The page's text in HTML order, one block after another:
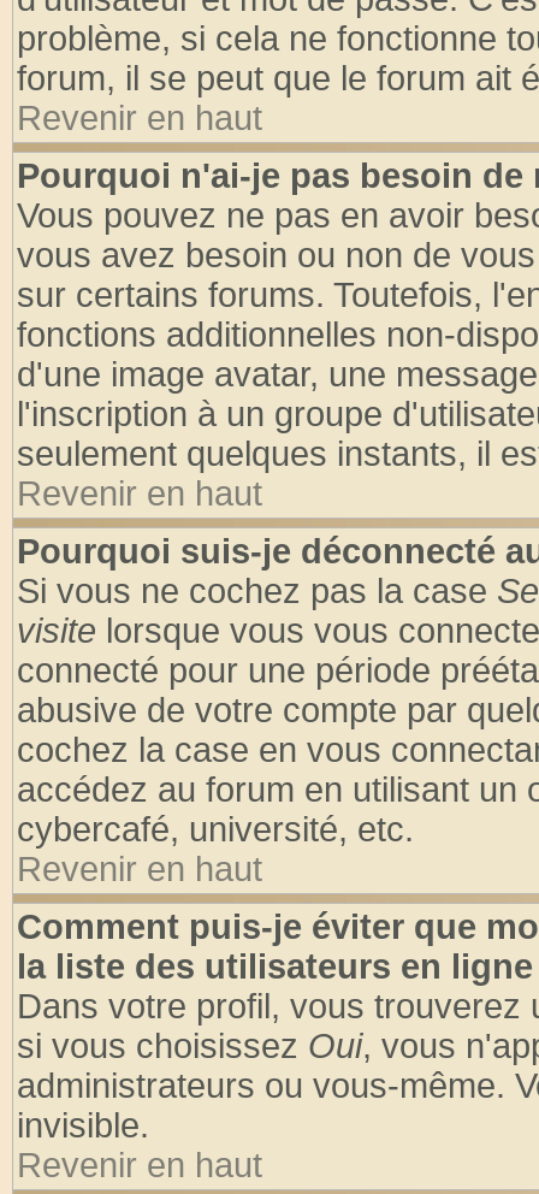
problème, si cela ne fonctionne
forum, il se peut que le forum ait
Revenir en haut
Pourquoi n'ai-je pas besoin de
Vous pouvez ne pas en avoir
vous avez besoin ou non de
sur certains forums. Toutefois,
fonctions additionnelles non-
d'une image avatar, une
l'inscription à un groupe
seulement quelques instants, il
Revenir en haut
Pourquoi suis-je déconnecté
Si vous ne cochez pas la case
visite lorsque vous vous
connecté pour une période
abusive de votre compte par
cochez la case en vous
accédez au forum en utilisant un
cybercafé, université, etc.
Revenir en haut
Comment puis-je éviter que
la liste des utilisateurs en
Dans votre profil, vous trouverez
si vous choisissez Oui, vous
administrateurs ou vous-même.
invisible.
Revenir en haut